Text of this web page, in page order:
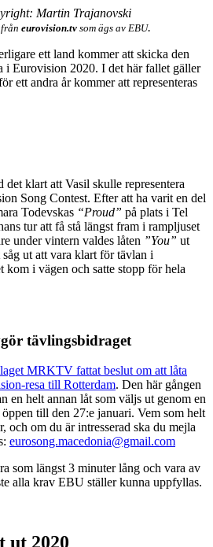
Martin Trajanovski
eurovision.tvsom ägs av EBU.
ett land kommer att skicka den
i Eurovision 2020. I det här fallet gäller
ett andra år kommer att representeras
det klart att Vasil skulle representera
Song Contest. Efter att ha varit en del
Todevskas “Proud” på plats i Tel
tur att få stå längst fram i rampljuset
under vintern valdes låten ”You” ut
ut att vara klart för tävlan i
kom i vägen och satte stopp för hela
tävlingsbidraget
MRKTV fattat beslut om att låta
resa till Rotterdam. Den här gången
en helt annan låt som väljs ut genom en
till den 27:e januari. Vem som helt
och om du är intresserad ska du mejla
eurosong.macedonia@gmail.com
som längst 3 minuter lång och vara av
alla krav EBU ställer kunna uppfyllas.
ut 2020